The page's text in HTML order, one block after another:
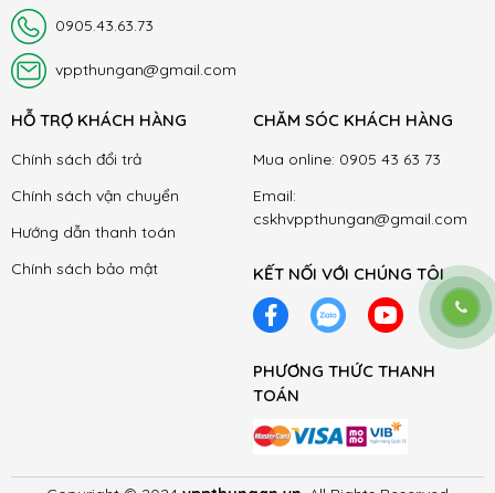
0905.43.63.73
vppthungan@gmail.com
HỖ TRỢ KHÁCH HÀNG
Chính sách đổi trả
Chính sách vận chuyển
Hướng dẫn thanh toán
Chính sách bảo mật
CHĂM SÓC KHÁCH HÀNG
Mua online: 0905 43 63 73
Email:
cskhvppthungan@gmail.com
KẾT NỐI VỚI CHÚNG TÔI
PHƯƠNG THỨC THANH
TOÁN